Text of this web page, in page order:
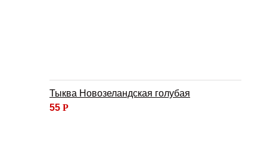
Тыква Новозеландская голубая
55 Р